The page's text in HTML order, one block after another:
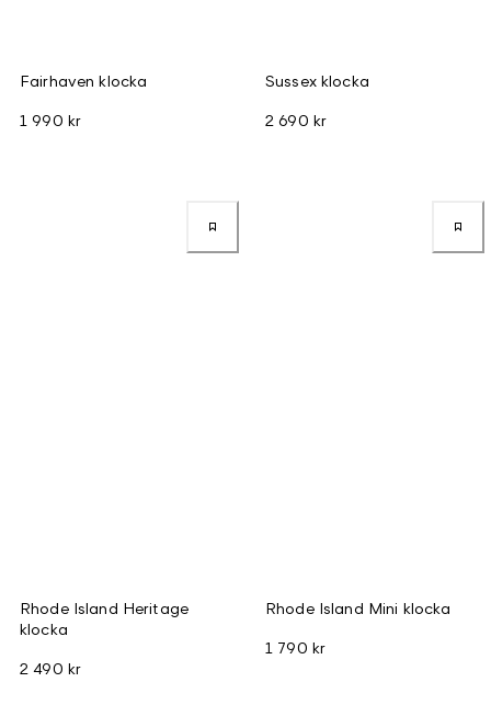
Fairhaven klocka
1 990 kr
Sussex klocka
2 690 kr
Rhode Island Heritage
klocka
2 490 kr
Rhode Island Mini klocka
1 790 kr